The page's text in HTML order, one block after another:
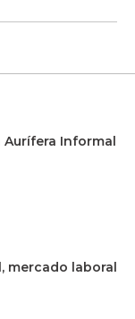
Aurífera Informal
mercado laboral